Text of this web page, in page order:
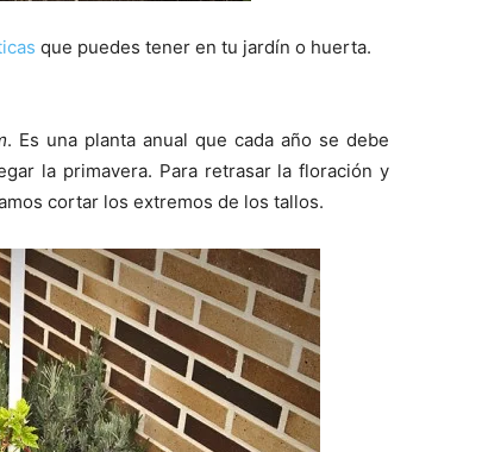
que puedes tener en tu jardín o huerta.
. Es una planta anual que cada año se debe
la primavera. Para retrasar la floración y
cortar los extremos de los tallos.